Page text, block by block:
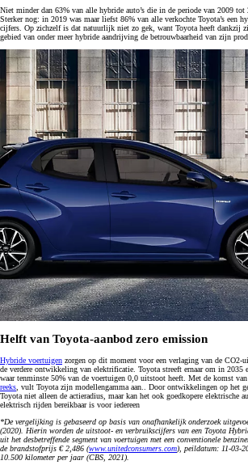
Niet minder dan 63% van alle hybride auto’s die in de periode van 2009
Sterker nog: in 2019 was maar liefst 86% van alle verkochte Toyota’s een
cijfers. Op zichzelf is dat natuurlijk niet zo gek, want Toyota heeft dankzij
gebied van onder meer hybride aandrijving de betrouwbaarheid van zijn
Helft van Toyota-aanbod zero emission
Hybride voertuigen zorgen op dit moment voor een verlaging van de CO2-
de verdere ontwikkeling van elektrificatie. Toyota streeft ernaar om in 2035
waar tenminste 50% van de voertuigen 0,0 uitstoot heeft. Met de komst
reeks, vult Toyota zijn modellengamma aan.. Door ontwikkelingen op het
Toyota niet alleen de actieradius, maar kan het ook goedkopere elektrische
elektrisch rijden bereikbaar is voor iedereen
*De vergelijking is gebaseerd op basis van onafhankelijk onderzoek
(2020). Hierin worden de uitstoot- en verbruikscijfers van een Toyota
uit het desbetreffende segment van voertuigen met een conventionele
de brandstofprijs € 2,486 (www.unitedconsumers.com), peildatum: 11-03-
10.500 kilometer per jaar (CBS, 2021).